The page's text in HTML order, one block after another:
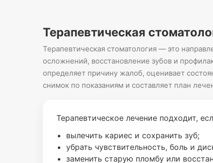
Терапевтическая
Терапевтическая стоматология — это
осложнений, восстановление зубов и
определяет причину жалоб, оценивает
снимок по показаниям и составляет план
Терапевтическое лечение подходит,
вылечить кариес и сохранить зуб;
убрать чувствительность, боль и
заменить старую пломбу или